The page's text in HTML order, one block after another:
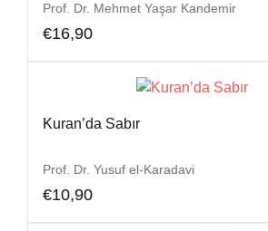
Prof. Dr. Mehmet Yaşar Kandemir
€16,90
Kuran’da Sabır
Prof. Dr. Yusuf el-Karadavi
€10,90